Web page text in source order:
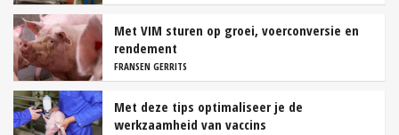
Met VIM sturen op groei, voerconversie en
rendement
FRANSEN GERRITS
Met deze tips optimaliseer je de
werkzaamheid van vaccins